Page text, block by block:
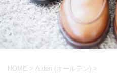
HOME > Alden (オールデン) >